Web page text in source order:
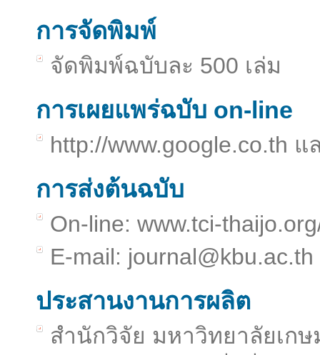
การจัดพิมพ์
จัดพิมพ์ฉบับละ 500 เล่ม
การเผยแพร่ฉบับ on-line
http://www.google.co.th
การส่งต้นฉบับ
On-line: www.tci-
E-mail: journal@kbu.ac.th
ประสานงานการผลิต
สำนักวิจัย มหาวิทยาลัยเก